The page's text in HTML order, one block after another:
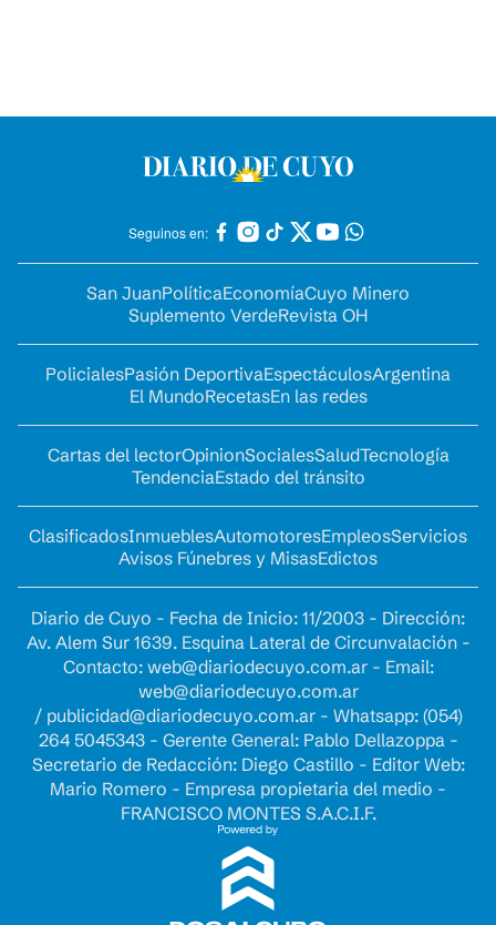
Seguinos en:
San JuanPolíticaEconomíaCuyo Minero
Suplemento VerdeRevista OH
PolicialesPasión DeportivaEspectáculosArgentina
El MundoRecetasEn las redes
Cartas del lectorOpinionSocialesSaludTecnología
TendenciaEstado del tránsito
ClasificadosInmueblesAutomotoresEmpleosServicios
Avisos Fúnebres y MisasEdictos
Diario de Cuyo - Fecha de Inicio: 11/2003 - Dirección:
Av. Alem Sur 1639. Esquina Lateral de Circunvalación -
Contacto: web@diariodecuyo.com.ar- Email:
web@diariodecuyo.com.ar
/ publicidad@diariodecuyo.com.ar- Whatsapp: (054)
264 5045343 - Gerente General: Pablo Dellazoppa -
Secretario de Redacción: Diego Castillo - Editor Web:
Mario Romero - Empresa propietaria del medio -
FRANCISCO MONTES S.A.C.I.F.